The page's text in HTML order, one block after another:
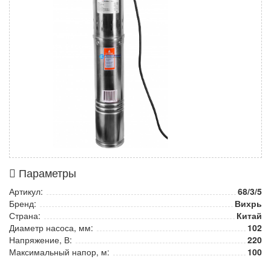
Параметры
Артикул:
68/3/5
Бренд:
Вихрь
Страна:
Китай
Диаметр насоса, мм:
102
Напряжение, В:
220
Максимальный напор, м:
100